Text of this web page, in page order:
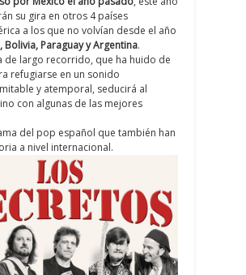
su gira en otros 4 países
a los que no volvían desde el año
Bolivia, Paraguay y Argentina.
de largo recorrido, que ha huido de
refugiarse en un sonido
y atemporal, seducirá al
con algunas de las mejores
del pop español que también han
a nivel internacional.